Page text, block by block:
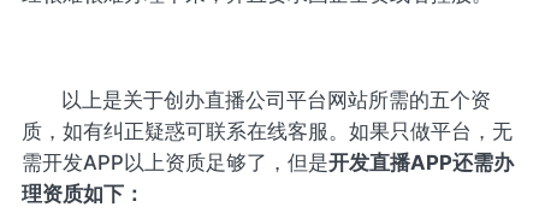
以上是关于创办直播公司平台网站所需的五个资
质，如有纠正疑惑可联系在线客服。如果只做平台，无
需开发APP以上资质足够了，但是开发直播APP还需办
理资质如下：